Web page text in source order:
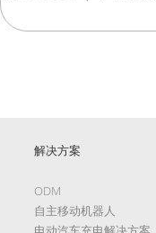
解决方案
ODM
自主移动机器人